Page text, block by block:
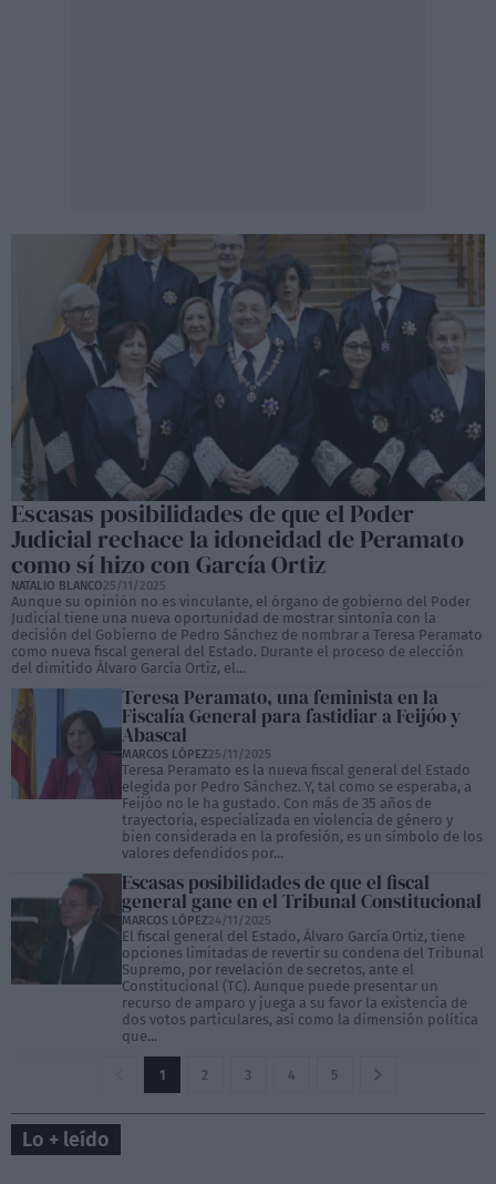
Escasas posibilidades de que el Poder
Judicial rechace la idoneidad de Peramato
como sí hizo con García Ortiz
NATALIO BLANCO25/11/2025
Aunque su opinión no es vinculante, el órgano de gobierno del Poder
Judicial tiene una nueva oportunidad de mostrar sintonía con la
decisión del Gobierno de Pedro Sánchez de nombrar a Teresa Peramato
como nueva fiscal general del Estado. Durante el proceso de elección
del dimitido Álvaro García Ortiz, el...
Teresa Peramato, una feminista en la
Fiscalía General para fastidiar a Feijóo y
Abascal
MARCOS LÓPEZ25/11/2025
Teresa Peramato es la nueva fiscal general del Estado
elegida por Pedro Sánchez. Y, tal como se esperaba, a
Feijóo no le ha gustado. Con más de 35 años de
trayectoria, especializada en violencia de género y
bien considerada en la profesión, es un símbolo de los
valores defendidos por...
Escasas posibilidades de que el fiscal
general gane en el Tribunal Constitucional
MARCOS LÓPEZ24/11/2025
El fiscal general del Estado, Álvaro García Ortiz, tiene
opciones limitadas de revertir su condena del Tribunal
Supremo, por revelación de secretos, ante el
Constitucional (TC). Aunque puede presentar un
recurso de amparo y juega a su favor la existencia de
dos votos particulares, así como la dimensión política
que...
1 2 3 4 5
Lo + leído